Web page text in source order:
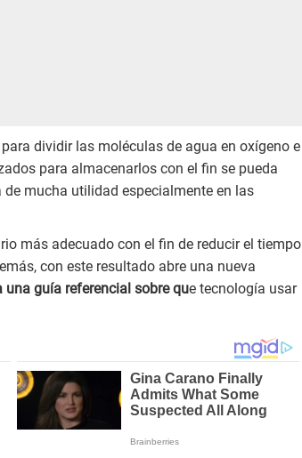
dividir las moléculas de agua en oxígeno e
para almacenarlos con el fin se pueda
mucha utilidad especialmente en las
más adecuado con el fin de reducir el tiempo
con este resultado abre una nueva
guía referencial sobre que tecnología usar